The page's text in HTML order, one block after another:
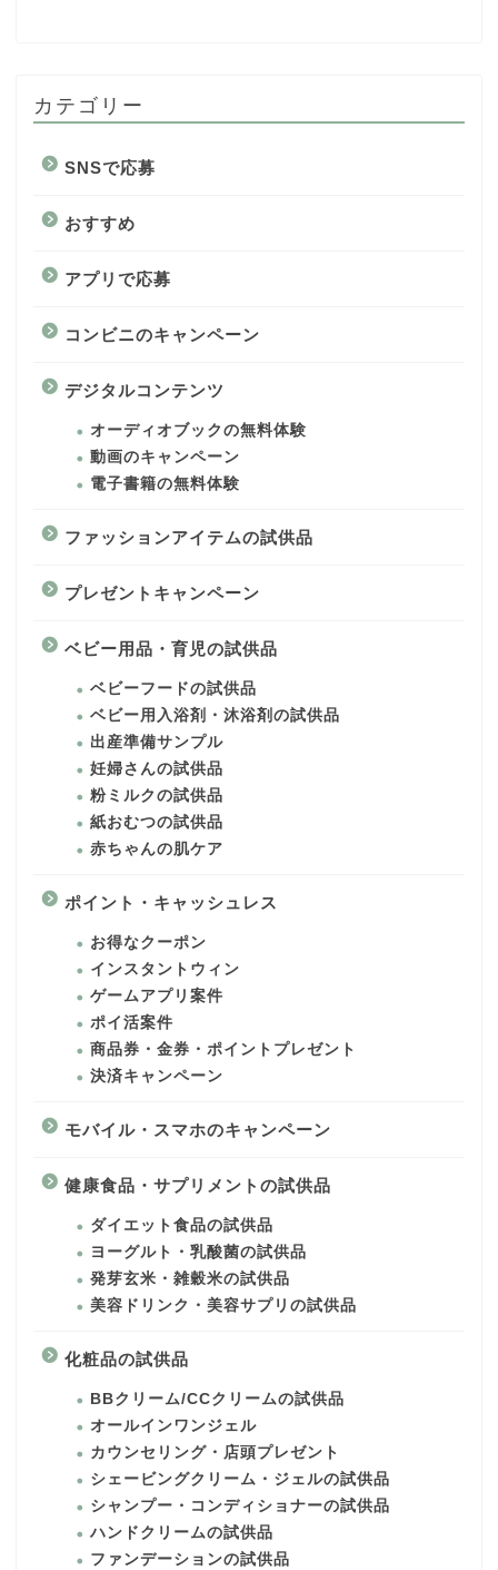
カテゴリー
SNSで応募
おすすめ
アプリで応募
コンビニのキャンペーン
デジタルコンテンツ
オーディオブックの無料体験
動画のキャンペーン
電子書籍の無料体験
ファッションアイテムの試供品
プレゼントキャンペーン
ベビー用品・育児の試供品
ベビーフードの試供品
ベビー用入浴剤・沐浴剤の試供品
出産準備サンプル
妊婦さんの試供品
粉ミルクの試供品
紙おむつの試供品
赤ちゃんの肌ケア
ポイント・キャッシュレス
お得なクーポン
インスタントウィン
ゲームアプリ案件
ポイ活案件
商品券・金券・ポイントプレゼント
決済キャンペーン
モバイル・スマホのキャンペーン
健康食品・サプリメントの試供品
ダイエット食品の試供品
ヨーグルト・乳酸菌の試供品
発芽玄米・雑穀米の試供品
美容ドリンク・美容サプリの試供品
化粧品の試供品
BBクリーム/CCクリームの試供品
オールインワンジェル
カウンセリング・店頭プレゼント
シェービングクリーム・ジェルの試供品
シャンプー・コンディショナーの試供品
ハンドクリームの試供品
ファンデーションの試供品